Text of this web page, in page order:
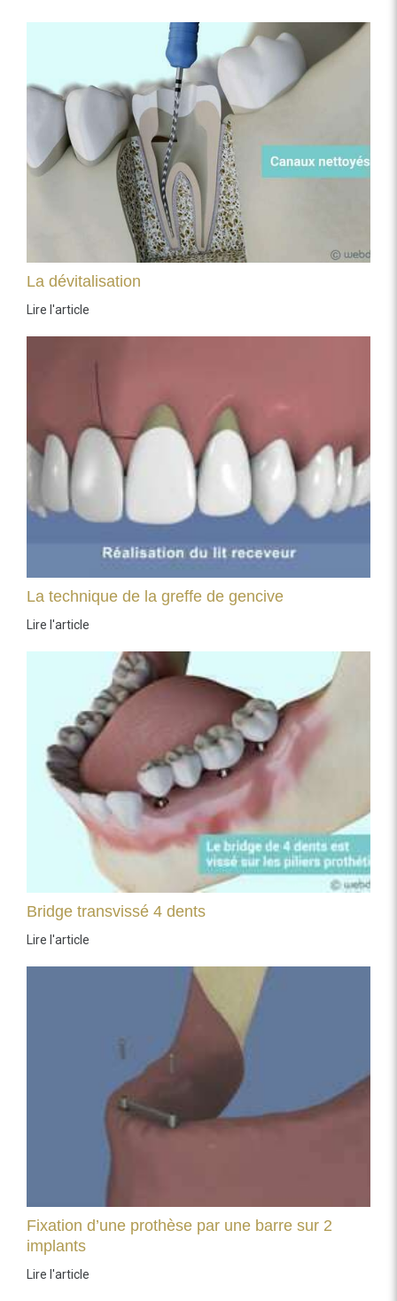
La dévitalisation
Lire l'article
La technique de la greffe de gencive
Lire l'article
Bridge transvissé 4 dents
Lire l'article
Fixation d’une prothèse par une barre sur 2
implants
Lire l'article